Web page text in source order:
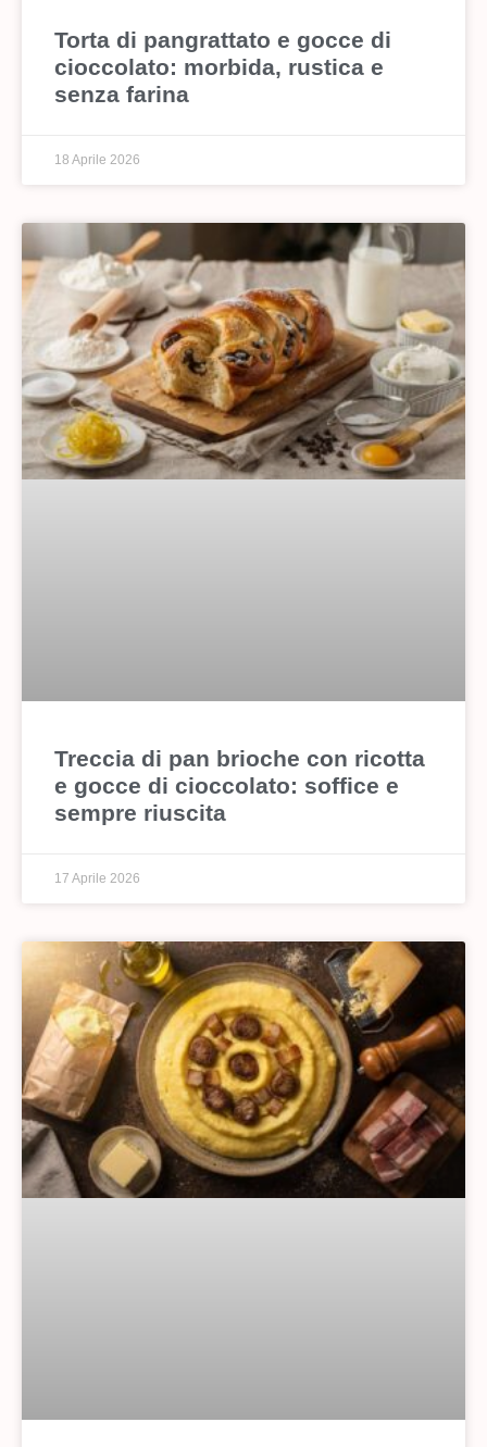
Torta di pangrattato e gocce di
cioccolato: morbida, rustica e
senza farina
18 Aprile 2026
Treccia di pan brioche con ricotta
e gocce di cioccolato: soffice e
sempre riuscita
17 Aprile 2026